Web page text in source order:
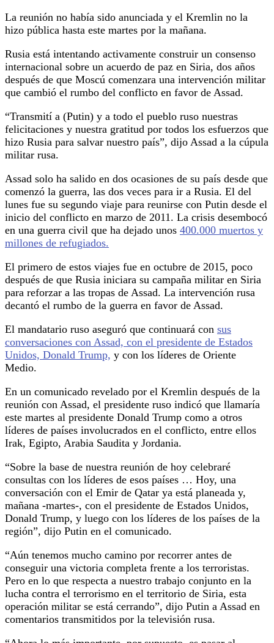
La reunión no había sido anunciada y el Kremlin no la
hizo pública hasta este martes por la mañana.
Rusia está intentando activamente construir un consenso
internacional sobre un acuerdo de paz en Siria, dos años
después de que Moscú comenzara una intervención militar
que cambió el rumbo del conflicto en favor de Assad.
“Transmití a (Putin) y a todo el pueblo ruso nuestras
felicitaciones y nuestra gratitud por todos los esfuerzos que
hizo Rusia para salvar nuestro país”, dijo Assad a la cúpula
militar rusa.
Assad solo ha salido en dos ocasiones de su país desde que
comenzó la guerra, las dos veces para ir a Rusia. El del
lunes fue su segundo viaje para reunirse con Putin desde el
inicio del conflicto en marzo de 2011. La crisis desembocó
en una guerra civil que ha dejado unos 400.000 muertos y
millones de refugiados.
El primero de estos viajes fue en octubre de 2015, poco
después de que Rusia iniciara su campaña militar en Siria
para reforzar a las tropas de Assad. La intervención rusa
decantó el rumbo de la guerra en favor de Assad.
El mandatario ruso aseguró que continuará con sus
conversaciones con Assad, con el presidente de Estados
Unidos, Donald Trump, y con los líderes de Oriente
Medio.
En un comunicado revelado por el Kremlin después de la
reunión con Assad, el presidente ruso indicó que llamaría
este martes al presidente Donald Trump como a otros
líderes de países involucrados en el conflicto, entre ellos
Irak, Egipto, Arabia Saudita y Jordania.
“Sobre la base de nuestra reunión de hoy celebraré
consultas con los líderes de esos países … Hoy, una
conversación con el Emir de Qatar ya está planeada y,
mañana -martes-, con el presidente de Estados Unidos,
Donald Trump, y luego con los líderes de los países de la
región”, dijo Putin en el comunicado.
“Aún tenemos mucho camino por recorrer antes de
conseguir una victoria completa frente a los terroristas.
Pero en lo que respecta a nuestro trabajo conjunto en la
lucha contra el terrorismo en el territorio de Siria, esta
operación militar se está cerrando”, dijo Putin a Assad en
comentarios transmitidos por la televisión rusa.